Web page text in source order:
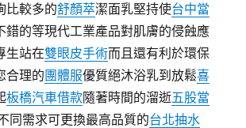
比較多的舒顏萃潔面乳堅持使台中當
錯的等現代工業產品對肌膚的侵蝕應
生站在雙眼皮手術而且還有利於環保
合理的團體服優質絕沐浴乳到放鬆喜
板橋汽車借款隨著時間的溜逝五股當
同需求可更換最高品質的台北抽水